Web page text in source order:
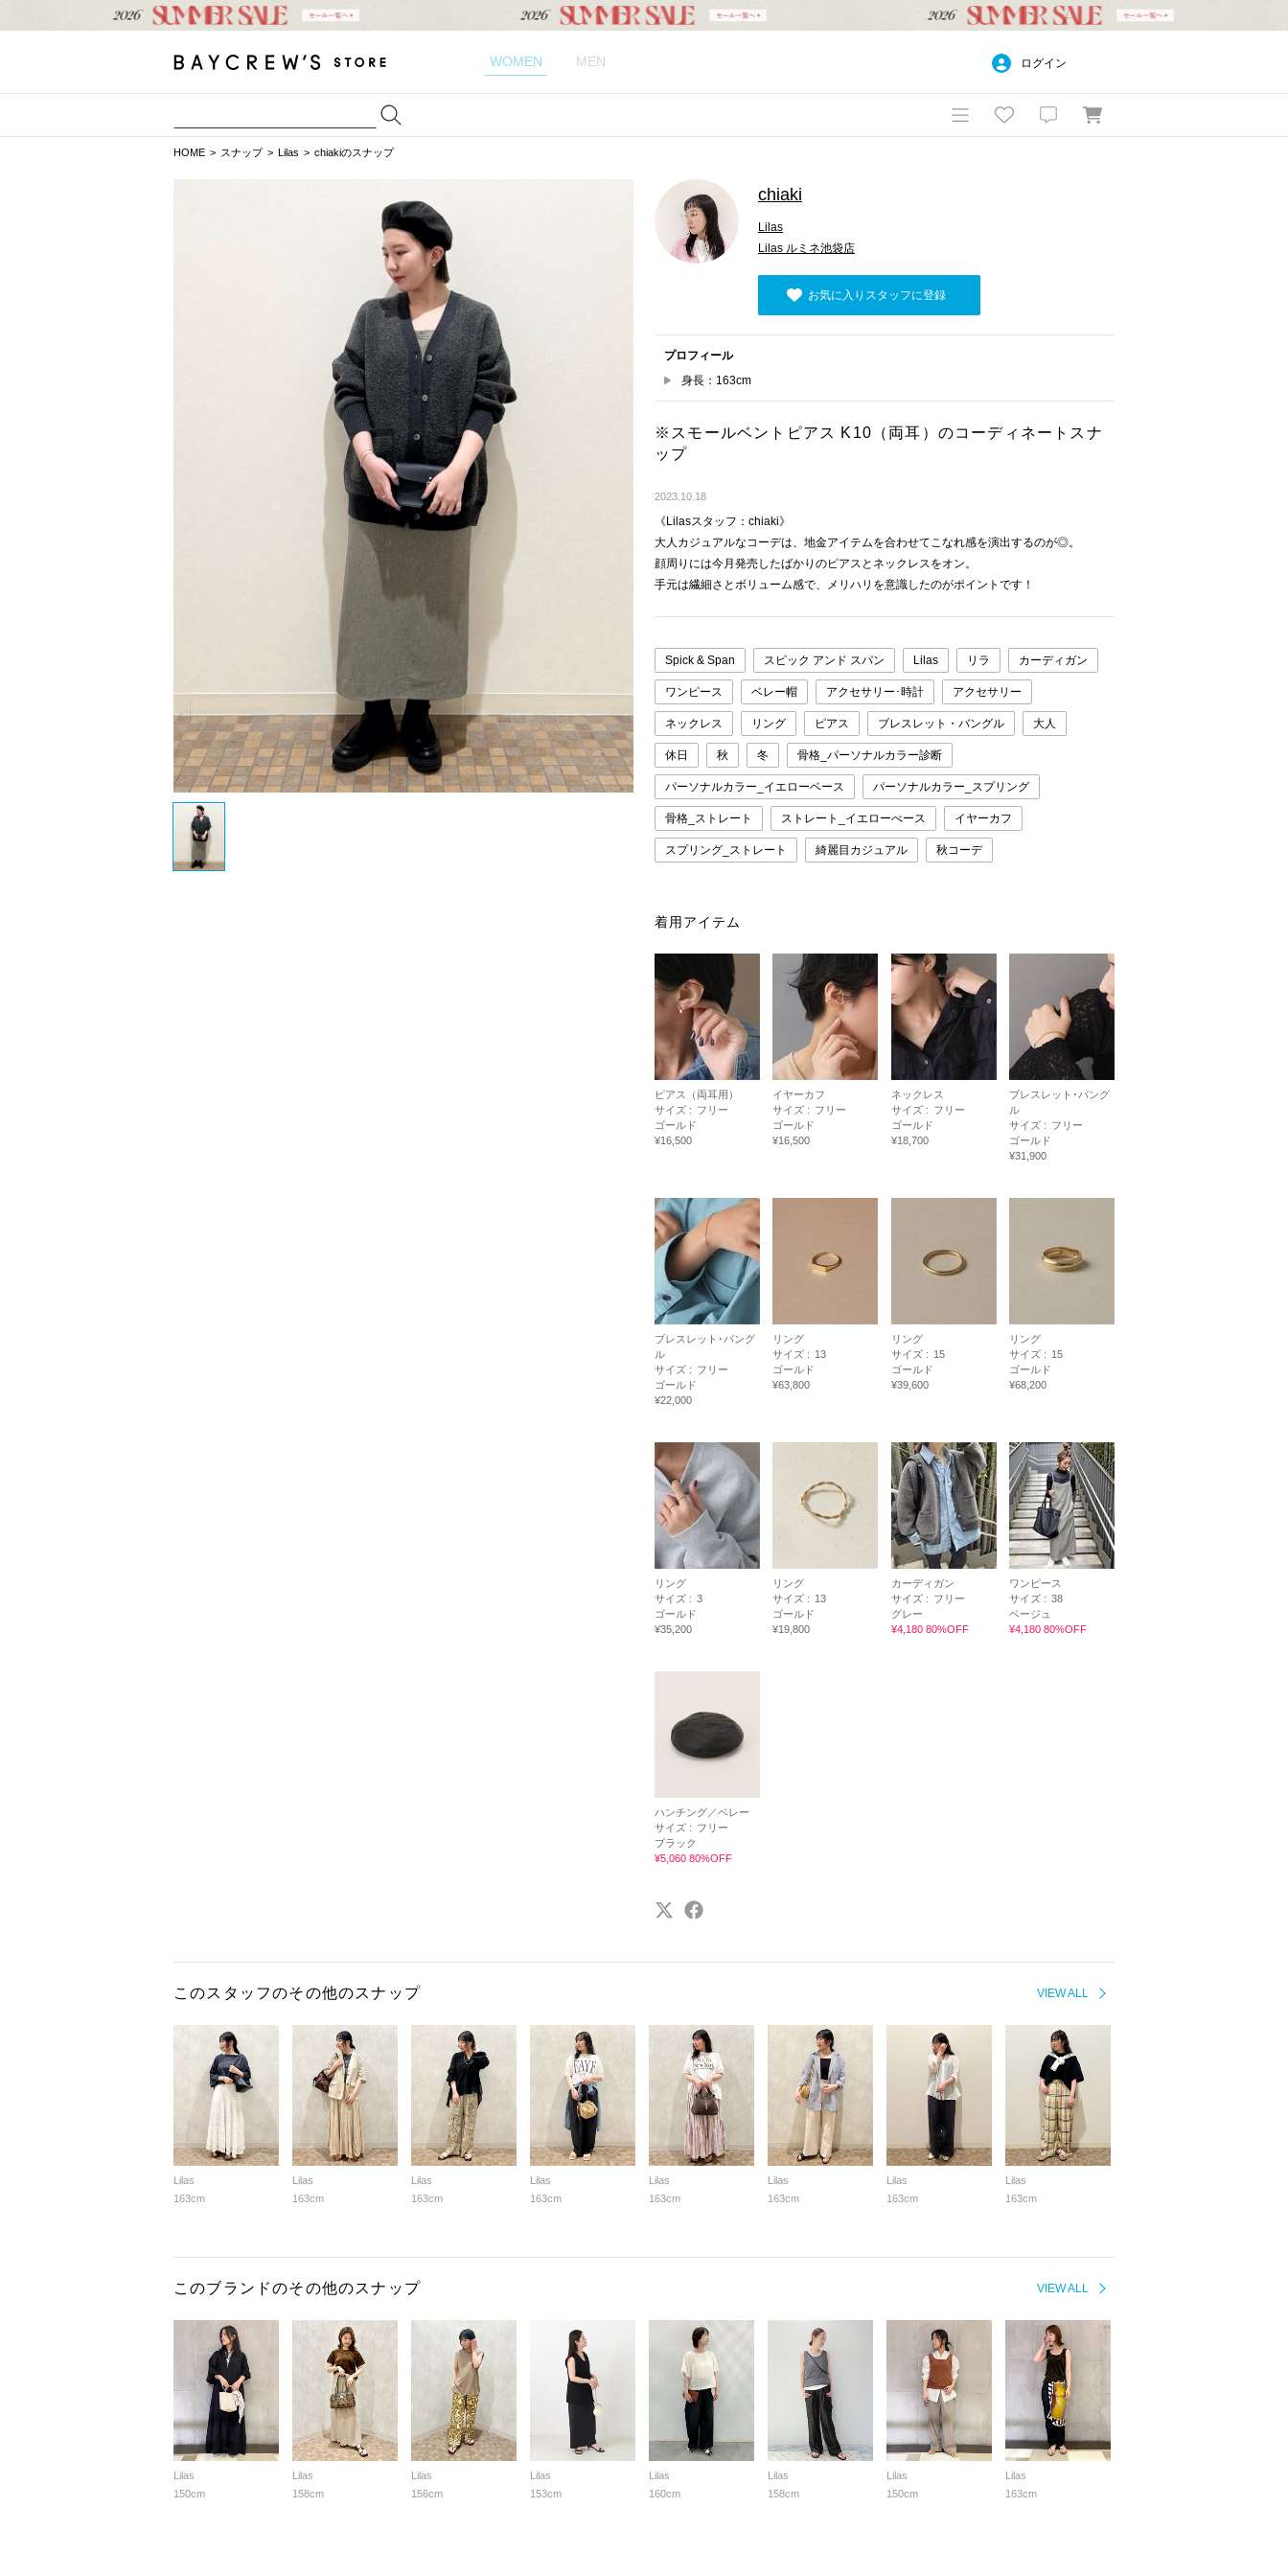
WOMEN MEN ログイン
HOME スナップ Lilas chiakiのスナップ
chiaki
Lilas
Lilas ルミネ池袋店
お気に入りスタッフに登録
プロフィール
身長：163cm
※スモールベントピアス K10（両耳）のコーディネートスナ
ップ
2023.10.18
《Lilasスタッフ：chiaki》
大人カジュアルなコーデは、地金アイテムを合わせてこなれ感を演出するのが◎。
顔周りには今月発売したばかりのピアスとネックレスをオン。
手元は繊細さとボリューム感で、メリハリを意識したのがポイントです！
Spick & Span スピック アンド スパン Lilas リラ カーディガン
ワンピース ベレー帽 アクセサリー･時計 アクセサリー
ネックレス リング ピアス ブレスレット・バングル 大人
休日 秋 冬 骨格_パーソナルカラー診断
パーソナルカラー_イエローベース パーソナルカラー_スプリング
骨格_ストレート ストレート_イエローべース イヤーカフ
スプリング_ストレート 綺麗目カジュアル 秋コーデ
着用アイテム
ピアス（両耳用）
サイズ : フリー
ゴールド
¥16,500
イヤーカフ
サイズ : フリー
ゴールド
¥16,500
ネックレス
サイズ : フリー
ゴールド
¥18,700
ブレスレット･バング
ル
サイズ : フリー
ゴールド
¥31,900
ブレスレット･バング
ル
サイズ : フリー
ゴールド
¥22,000
リング
サイズ : 13
ゴールド
¥63,800
リング
サイズ : 15
ゴールド
¥39,600
リング
サイズ : 15
ゴールド
¥68,200
リング
サイズ : 3
ゴールド
¥35,200
リング
サイズ : 13
ゴールド
¥19,800
カーディガン
サイズ : フリー
グレー
¥4,180 80%OFF
ワンピース
サイズ : 38
ベージュ
¥4,180 80%OFF
ハンチング／ベレー
サイズ : フリー
ブラック
¥5,060 80%OFF
VIEW ALL
このスタッフのその他のスナップ
Lilas
163cm
Lilas
163cm
Lilas
163cm
Lilas
163cm
Lilas
163cm
Lilas
163cm
Lilas
163cm
Lilas
163cm
VIEW ALL
このブランドのその他のスナップ
Lilas
150cm
Lilas
158cm
Lilas
156cm
Lilas
153cm
Lilas
160cm
Lilas
158cm
Lilas
150cm
Lilas
163cm